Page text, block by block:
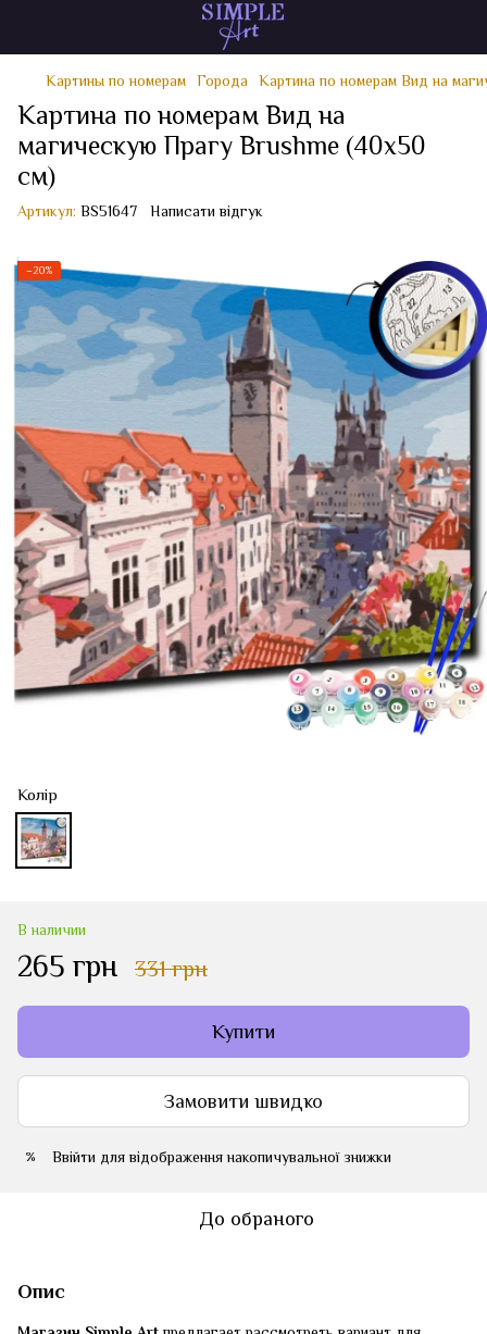
Картины по номерам Города Картина по номерам Вид на
Картина по номерам Вид на
магическую Прагу Brushme (40x50
см)
Артикул: BS51647 Написати відгук
−20%
Колір
В наличии
265 грн 331 грн
Купити
Замовити швидко
% Ввійти для відображення накопичувальної знижки
До обраного
Опис